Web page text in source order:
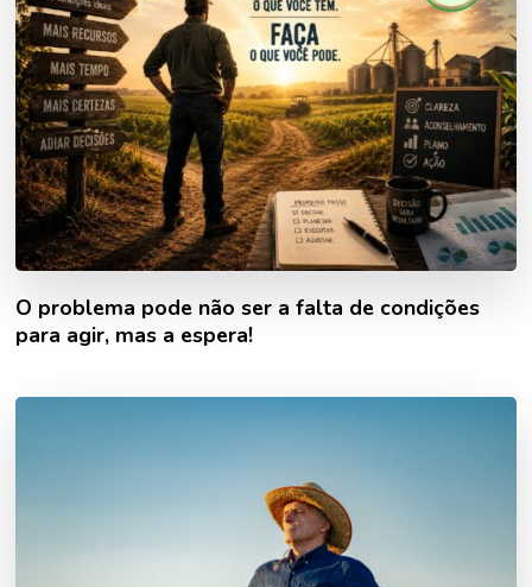
O problema pode não ser a falta de condições
para agir, mas a espera!